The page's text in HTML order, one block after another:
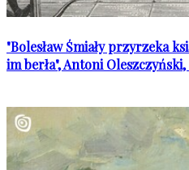
"Bolesław Śmiały przyrzeka
im berła", Antoni